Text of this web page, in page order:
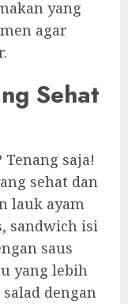
yang
agar
Sehat
saja!
sehat dan
lauk ayam
sandwich isi
saus
yang lebih
dengan